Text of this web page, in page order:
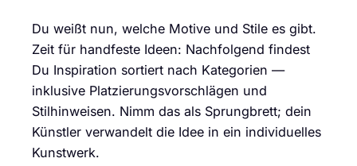
Du weißt nun, welche Motive und Stile es gibt.
Zeit für handfeste Ideen: Nachfolgend findest
Du Inspiration sortiert nach Kategorien —
inklusive Platzierungsvorschlägen und
Stilhinweisen. Nimm das als Sprungbrett; dein
Künstler verwandelt die Idee in ein individuelles
Kunstwerk.